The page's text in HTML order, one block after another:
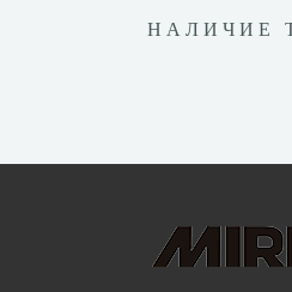
НАЛИЧИЕ